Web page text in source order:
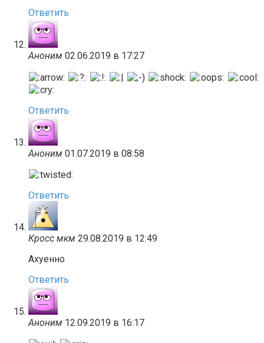
Ответить
Аноним 02.06.2019 в 17:27
Ответить
Аноним 01.07.2019 в 08:58
Ответить
Кросс мкм 29.08.2019 в 12:49
Ахуенно
Ответить
Аноним 12.09.2019 в 16:17